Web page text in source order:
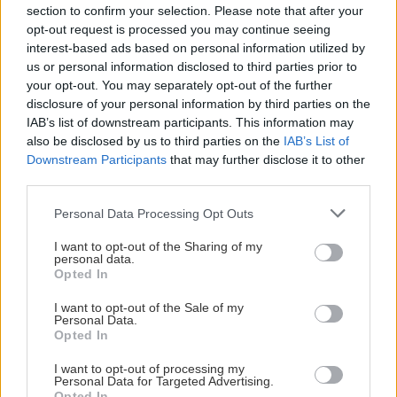
section to confirm your selection. Please note that after your
opt-out request is processed you may continue seeing
interest-based ads based on personal information utilized by
us or personal information disclosed to third parties prior to
your opt-out. You may separately opt-out of the further
disclosure of your personal information by third parties on the
IAB’s list of downstream participants. This information may
also be disclosed by us to third parties on the IAB’s List of
Downstream Participants that may further disclose it to other
Personal Data Processing Opt Outs
I want to opt-out of the Sharing of my
personal data.
Opted In
I want to opt-out of the Sale of my
Personal Data.
Opted In
I want to opt-out of processing my
Personal Data for Targeted Advertising.
22:32
ΕΠΙΣΤΗΜΗ
Έφτιαξε ηλιακό γιοτ με $20.000 και διένυσε
3.000 ναυτικά μίλια χωρίς στάλα καυσίμου!
22:21
ΣΠΙΤΙ
Κατσαρίδα στο σπίτι - Πότε πρέπει να
ανησυχήσουμε
22:11
ΚΟΣΜΟΣ
μεταναστών και ναρκωτικών στη Μεσόγειο –
Πάνω από 24 εκατ. ευρώ κέρδη
ΥΓΕΙΑ
για καλύτερο έλεγχο του σακχάρου
Όλες οι ειδήσεις
ΠΕΡΙΣΣΟΤΕΡΑ
Πώς θα καταλάβεις ότι ένας
σου